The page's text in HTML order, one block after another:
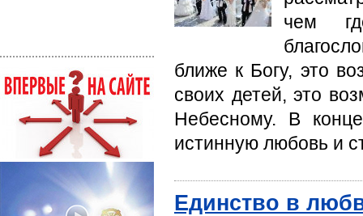
чем
ближе к Богу, это
своих детей, это
Небесному. В
истинную любовь и
Единство в